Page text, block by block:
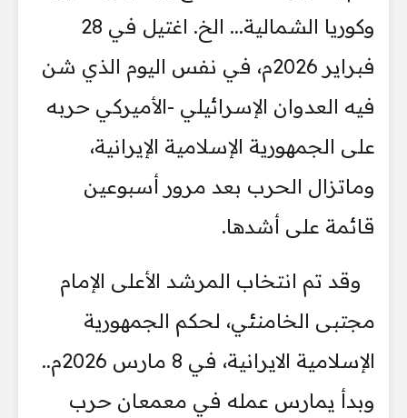
وكوريا الشمالية... الخ. اغتيل في 28
فبراير 2026م، في نفس اليوم الذي شن
فيه العدوان الإسرائيلي -الأميركي حربه
على الجمهورية الإسلامية الإيرانية،
وماتزال الحرب بعد مرور أسبوعين
قائمة على أشدها.
وقد تم انتخاب المرشد الأعلى الإمام
مجتبى الخامنئي، لحكم الجمهورية
الإسلامية الايرانية، في 8 مارس 2026م..
وبدأ يمارس عمله في معمعان حرب